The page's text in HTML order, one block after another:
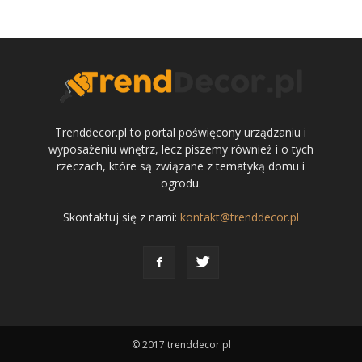
Trenddecor.pl to portal poświęcony urządzaniu i
wyposażeniu wnętrz, lecz piszemy również i o tych
rzeczach, które są związane z tematyką domu i
ogrodu.
Skontaktuj się z nami: kontakt@trenddecor.pl
© 2017 trenddecor.pl